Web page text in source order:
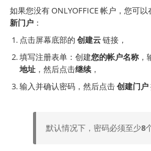
如果您没有 ONLYOFFICE 帐户，您可
新门户 ：
点击屏幕底部的 创建云链接，
填写注册表单：创建您的帐户名称 ，
地址 ，然后点击继续，
输入并确认密码，然后点击创建门户
默认情况下，密码必须至少8